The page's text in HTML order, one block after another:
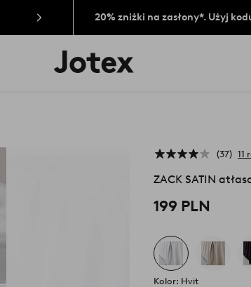
20% zniżki na zasłony*. Użyj
Logo
Jotex
37 11
ZACK SATIN
199 PLN
Kolor: Hvit